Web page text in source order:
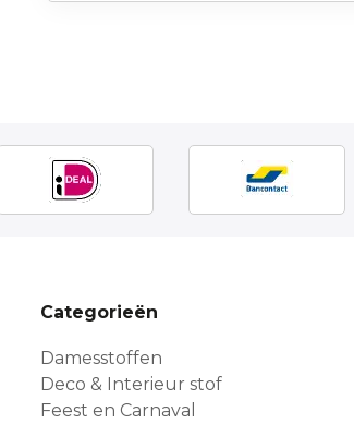
Categorieën
Damesstoffen
Deco & Interieur stof
Feest en Carnaval